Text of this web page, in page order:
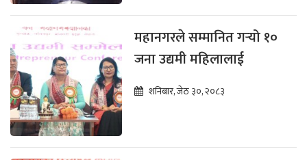
महानगरले सम्मानित गर्‍यो १०
जना उद्यमी महिलालाई
शनिबार, जेठ ३०, २०८३